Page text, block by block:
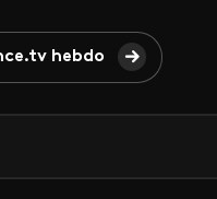
hebdo